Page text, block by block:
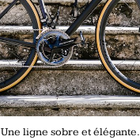
Une ligne sobre et élégante.